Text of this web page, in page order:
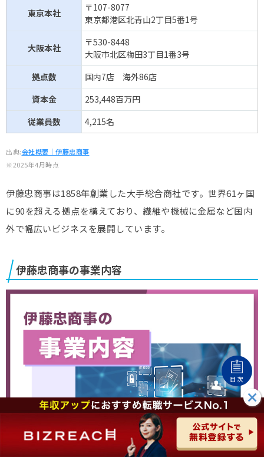
東京本社
〒107-8077
東京都港区北青山2丁目5番1号
大阪本社
〒530-8448
大阪市北区梅田3丁目1番3号
拠点数
国内7店 海外86店
資本金
253,448百万円
従業員数
4,215名
出典:会社概要｜伊藤忠商事
※2025年4月時点
伊藤忠商事は1858年創業した大手総合商社です。世界61ヶ国
に90を超える拠点を構えており、繊維や機械に金属など国内
外で幅広いビジネスを展開しています。
伊藤忠商事の事業内容
目次